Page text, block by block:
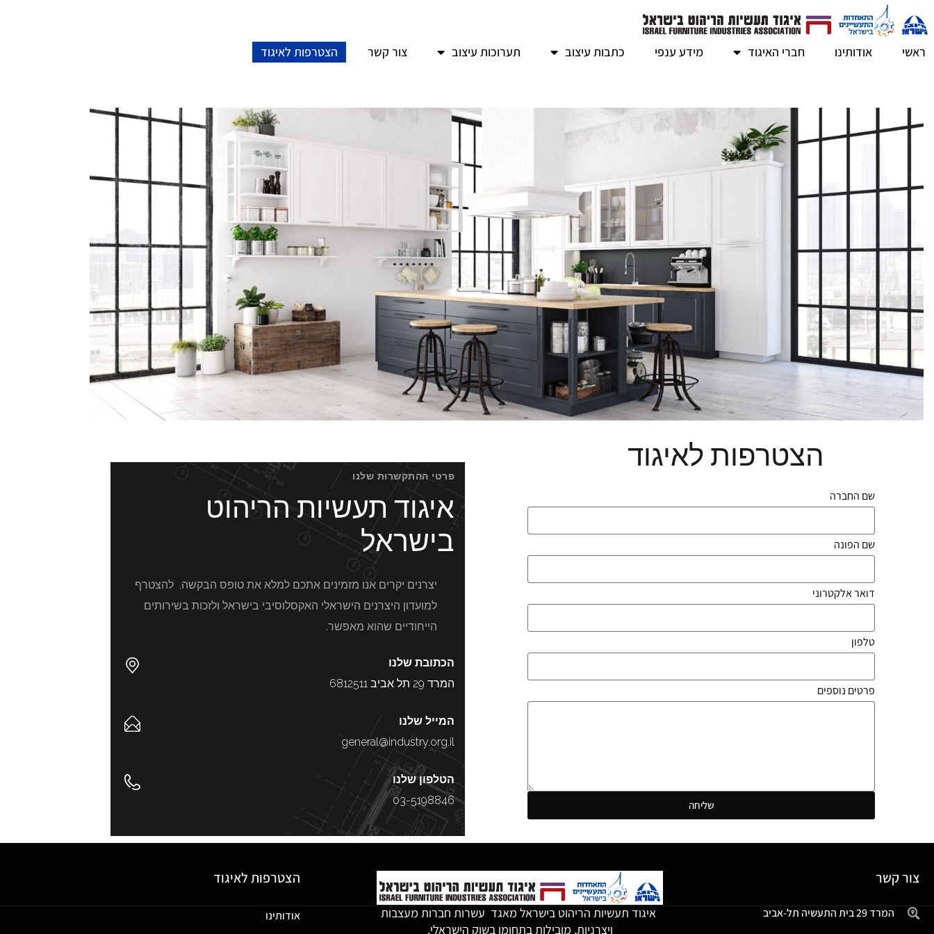
ראשי אודותינו חברי האיגוד מידע ענפי כתבות עיצוב תערוכות עיצוב צור קשר הצטרפות לאיגוד
הצטרפות לאיגוד
שם החברה
שם הפונה
דואר אלקטרוני
טלפון
פרטים נוספים
שליחה
פרטי ההתקשרות שלנו
איגוד תעשיות הריהוט
בישראל
יצרנים יקרים אנו מזמינים אתכם למלא את טופס הבקשה, להצטרף
למועדון היצרנים הישראלי האקסלוסיבי בישראל ולזכות בשירותים
הייחודיים שהוא מאפשר.
הכתובת שלנו
המרד 29 תל אביב 6812511
המייל שלנו
general@industry.org.il
הטלפון שלנו
03-5198846
צור קשר
המרד 29 בית התעשיה תל-אביב
איגוד תעשיות הריהוט בישראל מאגד עשרות חברות מעצבות
ויצרניות, מובילות בתחומן בשוק הישראלי.
הצטרפות לאיגוד
אודותינו